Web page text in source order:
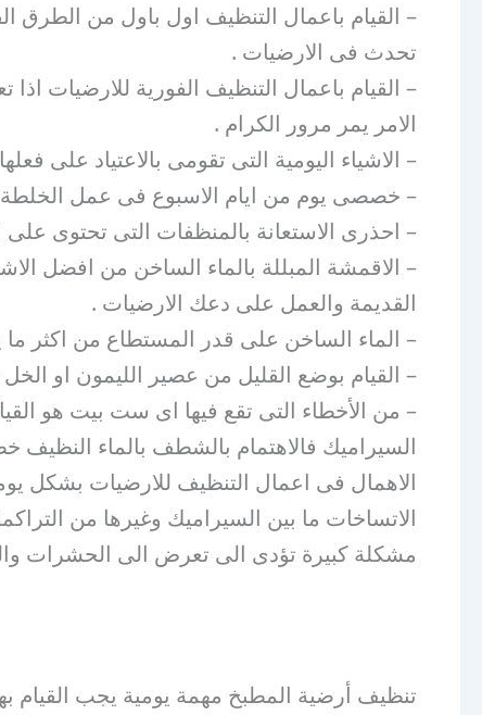
– القيام باعمال التنظيف اول باول من الطرق
تحدث فى الارضيات .
– القيام باعمال التنظيف الفورية للارضيات
الامر يمر مرور الكرام .
– الاشياء اليومية التى تقومى بالاعتياد على
– خصصى يوم من ايام الاسبوع فى عمل الخلطة
– احذرى الاستعانة بالمنظفات التى تحتوى على
– الاقمشة المبللة بالماء الساخن من افضل
القديمة والعمل على دعك الارضيات .
– الماء الساخن على قدر المستطاع من اكثر
– القيام بوضع القليل من عصير الليمون او
– من الأخطاء التى تقع فيها اى ست بيت هو
السيراميك فالاهتمام بالشطف بالماء النظيف
الاهمال فى اعمال التنظيف للارضيات بشكل
الاتساخات ما بين السيراميك وغيرها من
مشكلة كبيرة تؤدى الى تعرض الى الحشرات
تنظيف أرضية المطبخ مهمة يومية يجب القيام